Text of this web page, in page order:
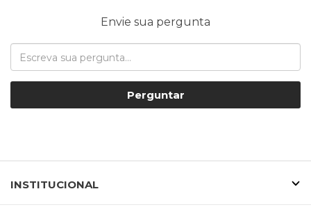
Envie sua pergunta
Perguntar
INSTITUCIONAL